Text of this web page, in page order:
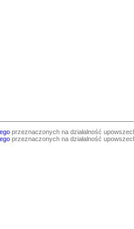
przeznaczonych na działalność
przeznaczonych na działalność